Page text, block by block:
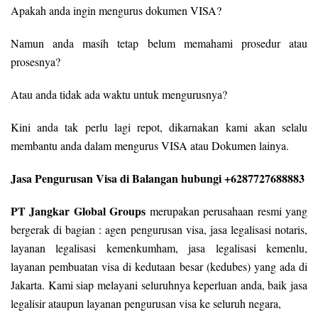
Apakah anda ingin mengurus dokumen VISA?
Namun anda masih tetap belum memahami prosedur atau
prosesnya?
Atau anda tidak ada waktu untuk mengurusnya?
Kini anda tak perlu lagi repot, dikarnakan kami akan selalu
membantu anda dalam mengurus VISA atau Dokumen lainya.
Jasa Pengurusan Visa di Balangan hubungi +6287727688883
PT Jangkar Global Groups merupakan perusahaan resmi yang
bergerak di bagian : agen pengurusan visa, jasa legalisasi notaris,
layanan legalisasi kemenkumham, jasa legalisasi kemenlu,
layanan pembuatan visa di kedutaan besar (kedubes) yang ada di
Jakarta. Kami siap melayani seluruhnya keperluan anda, baik jasa
legalisir ataupun layanan pengurusan visa ke seluruh negara,